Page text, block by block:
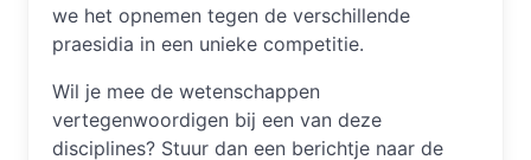
we het opnemen tegen de verschillende
praesidia in een unieke competitie.
Wil je mee de wetenschappen
vertegenwoordigen bij een van deze
disciplines? Stuur dan een berichtje naar de